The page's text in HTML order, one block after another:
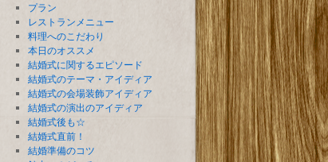
プラン
レストランメニュー
料理へのこだわり
本日のオススメ
結婚式に関するエピソード
結婚式のテーマ・アイディア
結婚式の会場装飾アイディア
結婚式の演出のアイディア
結婚式後も☆
結婚式直前！
結婚準備のコツ